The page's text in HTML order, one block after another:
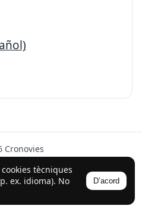
tècniques
ex. idioma). No
D’acord
Cronovies
amb l’ajuda de la IA
a Instagram